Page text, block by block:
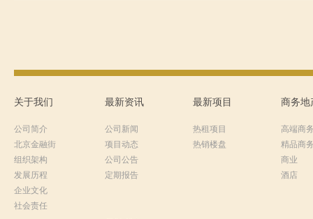
关于我们
公司简介
北京金融街
组织架构
发展历程
企业文化
社会责任
最新资讯
公司新闻
项目动态
公司公告
定期报告
最新项目
热租项目
热销楼盘
商务地
高端商
精品商
商业
酒店